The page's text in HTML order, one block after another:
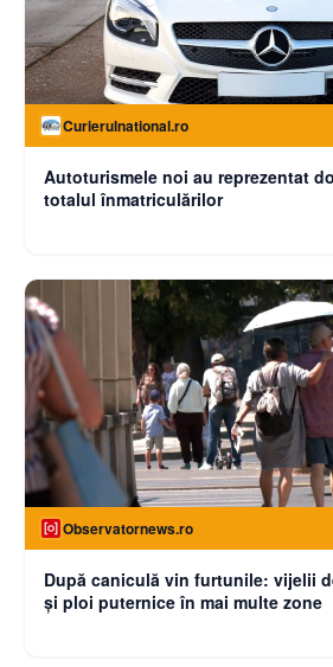
Curierulnational.ro
Autoturismele noi au reprezentat
totalul înmatriculărilor
Observatornews.ro
După caniculă vin furtunile: vijelii
și ploi puternice în mai multe zone